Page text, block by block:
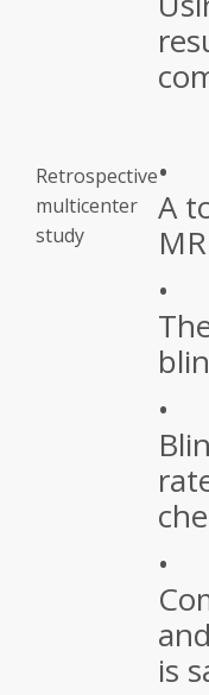
Retrospective
multicenter
study
•
A
•
•
•
is